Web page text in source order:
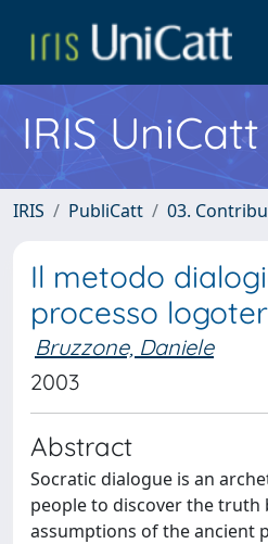
IRIS UniCatt
IRIS PubliCatt 03.
Il metodo
processo
Bruzzone, Daniele
2003
Abstract
Socratic dialogue is an
people to discover the truth
assumptions of the ancient